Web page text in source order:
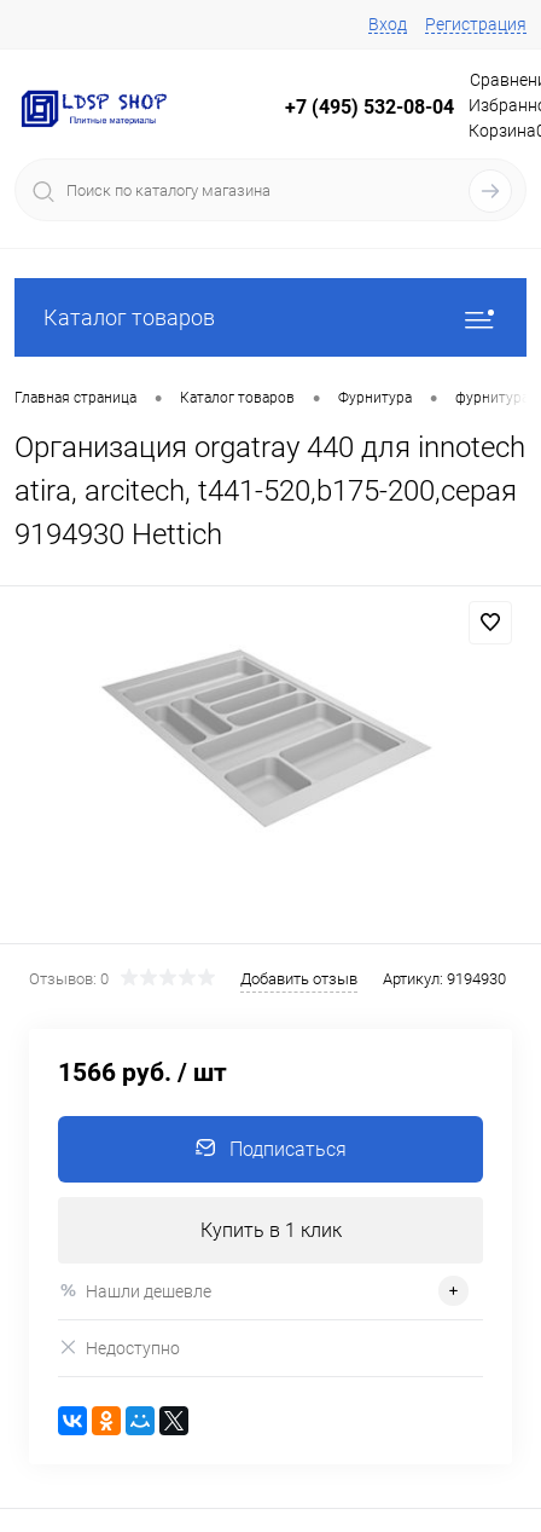
Вход Регистрация
+7 (495) 532-08-04
Корзина
Каталог товаров
Главная страница • Каталог товаров • Фурнитура • фурнитура
Организация orgatray 440 для innotech
atira, arcitech, t441-520,b175-200,серая
9194930 Hettich
Отзывов: 0 Добавить отзыв Артикул: 9194930
1566 руб. / шт
Подписаться
Купить в 1 клик
Нашли дешевле
Недоступно